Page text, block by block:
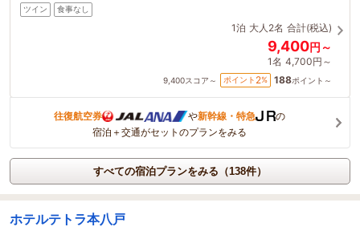
ツイン 食事なし
1泊 大人2名 合計(税込)
9,400円～
1名 4,700円～
9,400スコア～ ポイント 2% 188ポイント～
往復航空券 や新幹線・特急
の
宿泊＋交通がセットのプランをみる
すべての宿泊プランをみる（138件）
ホテルテトラ本八戸